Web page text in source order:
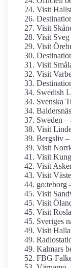
Visit
Visit
Visit Sveg
Visit
Visit
Visit
Swedish
Svenska
Sweden –
Visit
Bergsliv –
Visit
Visit
Visit
Visit
go:teborg
Visit
Visit
Visit
Sveriges
Visit
Kalmars
FBG